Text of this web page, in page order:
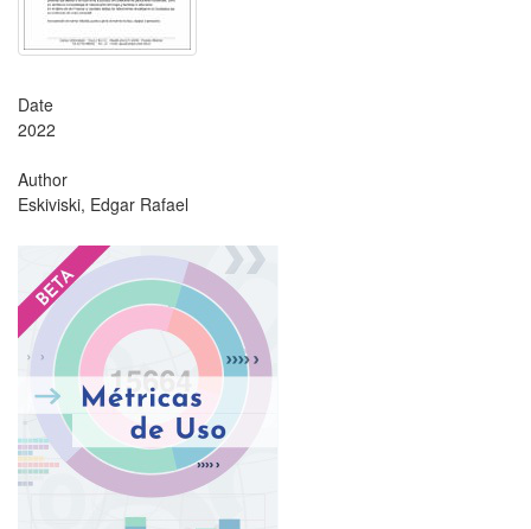
Date
2022
Author
Eskiviski, Edgar Rafael
?